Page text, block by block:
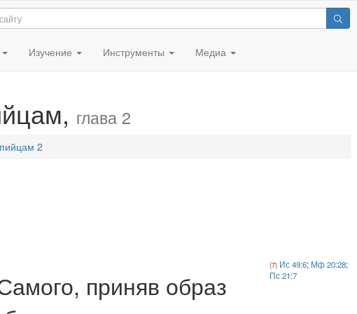
Изучение Инструменты Медиа
глава 2
2
приняв образ
Ис 49:6; Мф 20:28;
Пс 21:7